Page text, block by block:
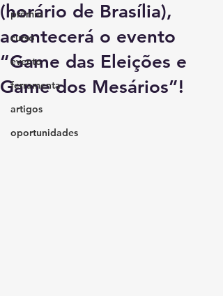
prêmio
curso
evento
ferramenta
artigos
oportunidades
(horário de Brasília),
acontecerá o evento
“Game das Eleições e
Game dos Mesários”!